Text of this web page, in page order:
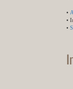
•
•
•